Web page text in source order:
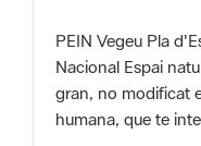
humana, que te
S